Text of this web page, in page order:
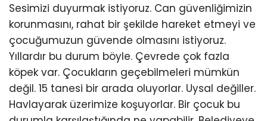
Sesimizi duyurmak istiyoruz. Can güvenliğimizin
korunmasını, rahat bir şekilde hareket etmeyi ve
çocuğumuzun güvende olmasını istiyoruz.
Yıllardır bu durum böyle. Çevrede çok fazla
köpek var. Çocukların geçebilmeleri mümkün
değil. 15 tanesi bir arada oluyorlar. Uysal değiller.
Havlayarak üzerimize koşuyorlar. Bir çocuk bu